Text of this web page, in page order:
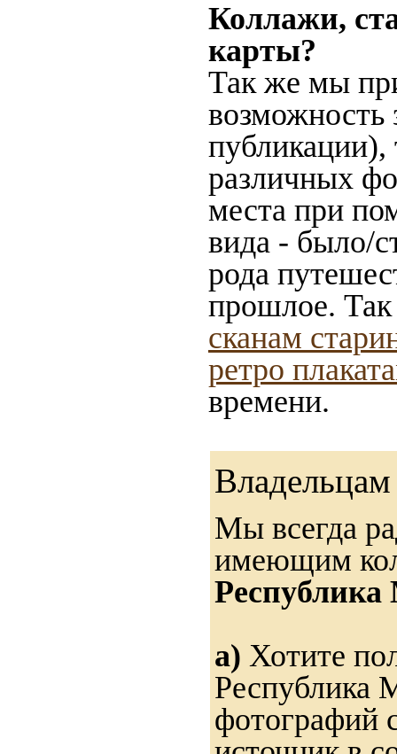
Коллажи,
карты?
Так же мы
возможность
публикации),
различных
места при
вида - было/
рода
прошлое.
сканам
ретро
времени.
Мы всегда
имеющим
а) Хотите
Республика
фотографий